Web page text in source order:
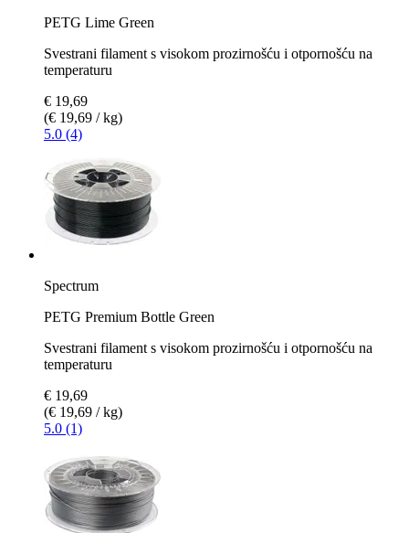
PETG Lime Green
Svestrani filament s visokom prozirnošću i otpornošću na
temperaturu
€ 19,69
(€ 19,69 / kg)
5.0 (4)
Spectrum
PETG Premium Bottle Green
Svestrani filament s visokom prozirnošću i otpornošću na
temperaturu
€ 19,69
(€ 19,69 / kg)
5.0 (1)